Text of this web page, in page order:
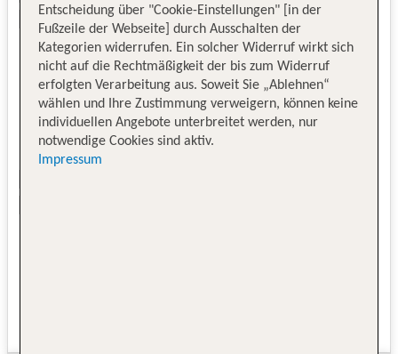
Entscheidung über "Cookie-Einstellungen" [in der
Fußzeile der Webseite] durch Ausschalten der
Kategorien widerrufen. Ein solcher Widerruf wirkt sich
nicht auf die Rechtmäßigkeit der bis zum Widerruf
erfolgten Verarbeitung aus. Soweit Sie „Ablehnen“
wählen und Ihre Zustimmung verweigern, können keine
individuellen Angebote unterbreitet werden, nur
notwendige Cookies sind aktiv.
Impressum